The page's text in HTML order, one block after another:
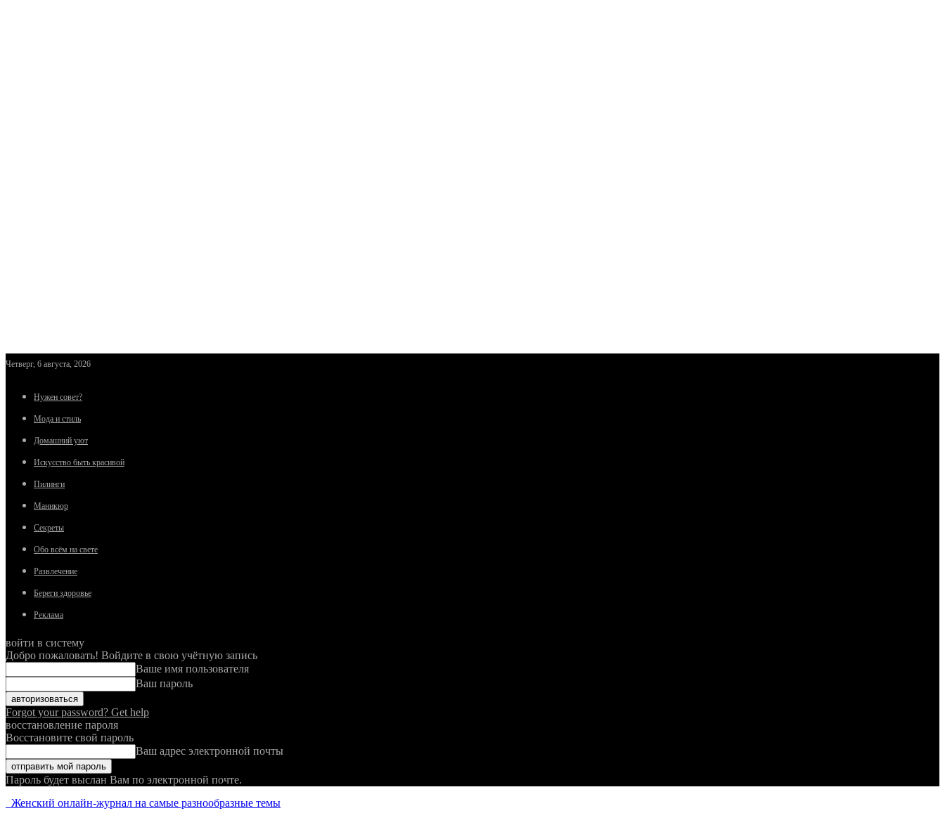
Четверг, 6 августа, 2026
Нужен совет?
Мода и стиль
Домашний уют
Искусство быть красивой
Пилинги
Маникюр
Секреты
Обо всём на свете
Развлечение
Береги здоровье
Реклама
войти в систему
Добро пожаловать! Войдите в свою учётную запись
Ваше имя пользователя
Ваш пароль
Forgot your password? Get help
восстановление пароля
Восстановите свой пароль
Ваш адрес электронной почты
Пароль будет выслан Вам по электронной почте.
Женский онлайн-журнал на самые разнообразные темы